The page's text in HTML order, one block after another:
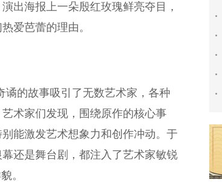
海报上一朵殷红玫瑰鲜亮夺目，
爱芭蕾的理由。
的故事吸引了无数艺术家，各种
术家们发现，围绕原作的核心事
能激发艺术想象力和创作冲动。于
还是舞台剧，都注入了艺术家敏锐
。